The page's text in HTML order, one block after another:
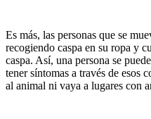
Es más, las personas que se
recogiendo caspa en su ropa y
caspa. Así, una persona se
tener síntomas a través de esos
al animal ni vaya a lugares con